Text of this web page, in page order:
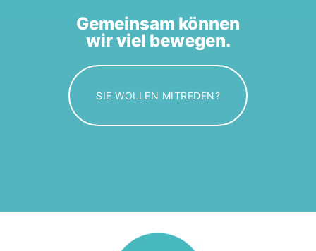
Gemeinsam können
wir viel bewegen.
SIE WOLLEN MITREDEN?